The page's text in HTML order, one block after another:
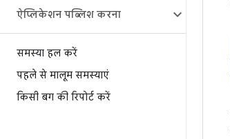
ऐप्लिकेशन पब्लिश करना
समस्या हल करें
पहले से मालूम समस्याएं
किसी बग की रिपोर्ट करें